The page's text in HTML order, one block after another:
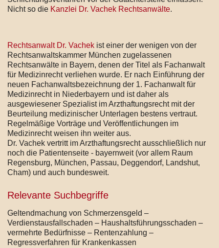
Nicht so die Kanzlei Dr. Vachek Rechtsanwälte.
Rechtsanwalt Dr. Vachek ist einer der wenigen von der
Rechtsanwaltskammer München zugelassenen
Rechtsanwälte in Bayern, denen der Titel als Fachanwalt
für Medizinrecht verliehen wurde. Er nach Einführung der
neuen Fachanwaltsbezeichnung der 1. Fachanwalt für
Medizinrecht in Niederbayern und ist daher als
ausgewiesener Spezialist im Arzthaftungsrecht mit der
Beurteilung medizinischer Unterlagen bestens vertraut.
Regelmäßige Vorträge und Veröffentlichungen im
Medizinrecht weisen ihn weiter aus.
Dr. Vachek vertritt im Arzthaftungsrecht ausschließlich nur
noch die Patientenseite - bayernweit (vor allem Raum
Regensburg, München, Passau, Deggendorf, Landshut,
Cham) und auch bundesweit.
Relevante Suchbegriffe
Geltendmachung von Schmerzensgeld –
Verdienstausfallschaden – Haushaltsführungsschaden –
vermehrte Bedürfnisse – Rentenzahlung –
Regressverfahren für Krankenkassen